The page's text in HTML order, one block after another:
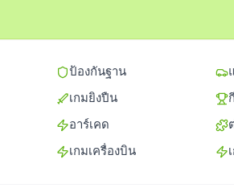
ป้องกันฐาน
เกมยิงปืน
อาร์เคด
เกมเครื่องบิน